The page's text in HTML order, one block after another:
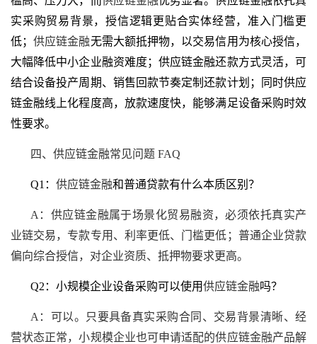
实采购贸易背景，授信逻辑更贴合实体经营，准入门槛更
低；供应链金融无需大额抵押物，以交易信用为核心授信，
大幅降低中小企业融资难度；供应链金融还款方式灵活，可
结合设备投产周期、销售回款节奏定制还款计划；同时供应
链金融线上化程度高，放款速度快，能够满足设备采购时效
性要求。
四、供应链金融常见问题 FAQ
Q1： 供应链金融和普通贷款有什么本质区别？
A：供应链金融属于场景化贸易融资，必须依托真实产
业链交易，专款专用、利率更低、门槛更低；普通企业贷款
偏向综合授信，对企业资质、抵押物要求更高。
Q2：小规模企业设备采购可以使用供应链金融吗？
A：可以。只要具备真实采购合同、交易背景清晰、经
营状态正常，小规模企业也可申请适配的供应链金融产品解